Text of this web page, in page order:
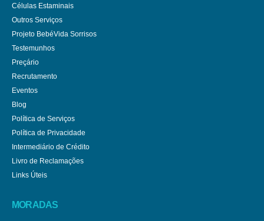
Células Estaminais
Outros Serviços
Projeto BebéVida Sorrisos
Testemunhos
Preçário
Recrutamento
Eventos
Blog
Política de Serviços
Política de Privacidade
Intermediário de Crédito
Livro de Reclamações
Links Úteis
MORADAS